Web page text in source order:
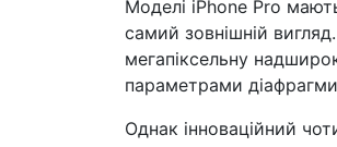
Моделі iPhone Pro
самий зовнішній
мегапіксельну
параметрами
Однак інноваційний